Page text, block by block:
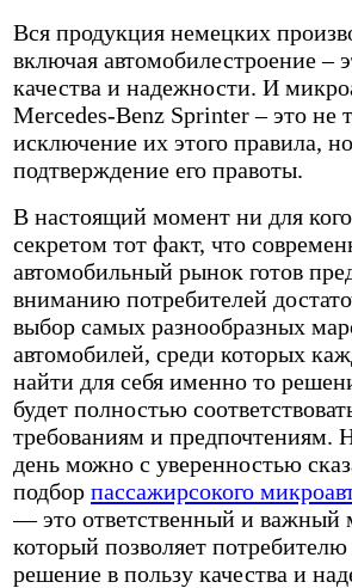
Вся продукция немецких
включая автомобилестроение –
качества и надежности. И
Mercedes-Benz Sprinter – это не
исключение их этого правила,
подтверждение его правоты.
В настоящий момент ни для
секретом тот факт, что
автомобильный рынок готов
вниманию потребителей
выбор самых разнообразных
автомобилей, среди которых
найти для себя именно то
будет полностью
требованиям и предпочтениям.
день можно с уверенностью
подбор пассажирсокого
— это ответственный и важный
который позволяет
решение в пользу качества и